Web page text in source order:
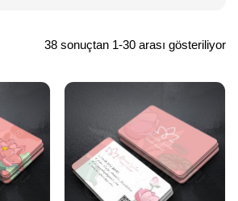
38 sonuçtan 1-30 arası gösteriliyor